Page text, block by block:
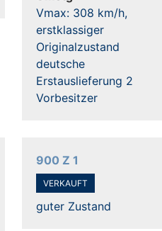
Vmax: 308 km/h,
erstklassiger
Originalzustand
deutsche
Erstauslieferung 2
Vorbesitzer
900 Z 1
VERKAUFT
guter Zustand